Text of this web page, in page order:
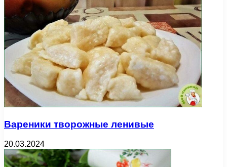
Вареники творожные ленивые
20.03.2024